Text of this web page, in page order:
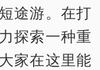
途游。在打
探索一种重
家在这里能